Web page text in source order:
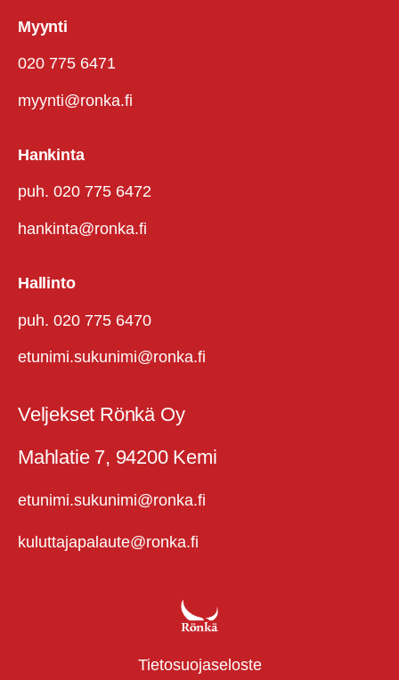
Myynti
020 775 6471
myynti@ronka.fi
Hankinta
puh. 020 775 6472
hankinta@ronka.fi
Hallinto
puh. 020 775 6470
etunimi.sukunimi@ronka.fi
Veljekset Rönkä Oy
Mahlatie 7, 94200 Kemi
etunimi.sukunimi@ronka.fi
kuluttajapalaute@ronka.fi
Tietosuojaseloste